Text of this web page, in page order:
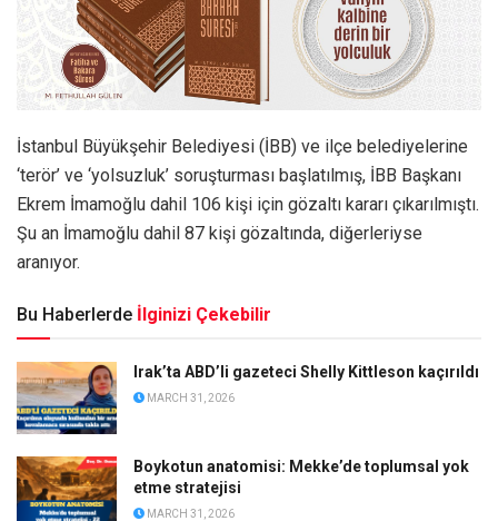
İstanbul Büyükşehir Belediyesi (İBB) ve ilçe belediyelerine
‘terör’ ve ‘yolsuzluk’ soruşturması başlatılmış, İBB Başkanı
Ekrem İmamoğlu dahil 106 kişi için gözaltı kararı çıkarılmıştı.
Şu an İmamoğlu dahil 87 kişi gözaltında, diğerleriyse
aranıyor.
Bu Haberlerde İlginizi Çekebilir
Irak’ta ABD’li gazeteci Shelly Kittleson kaçırıldı
MARCH 31, 2026
Boykotun anatomisi: Mekke’de toplumsal yok
etme stratejisi
MARCH 31, 2026